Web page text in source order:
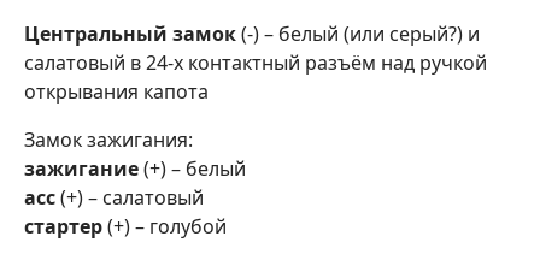
Центральный замок(-) – белый (или серый?) и
салатовый в 24-х контактный разъём над ручкой
открывания капота
Замок зажигания:
зажигание(+) – белый
асс(+) – салатовый
стартер(+) – голубой